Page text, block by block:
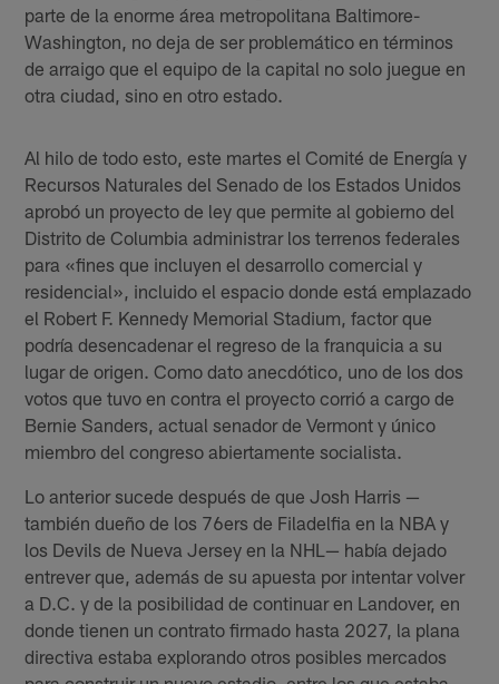
parte de la enorme área metropolitana Baltimore-
Washington, no deja de ser problemático en términos
de arraigo que el equipo de la capital no solo juegue en
otra ciudad, sino en otro estado.
Al hilo de todo esto, este martes el Comité de Energía y
Recursos Naturales del Senado de los Estados Unidos
aprobó un proyecto de ley que permite al gobierno del
Distrito de Columbia administrar los terrenos federales
para «fines que incluyen el desarrollo comercial y
residencial», incluido el espacio donde está emplazado
el Robert F. Kennedy Memorial Stadium, factor que
podría desencadenar el regreso de la franquicia a su
lugar de origen. Como dato anecdótico, uno de los dos
votos que tuvo en contra el proyecto corrió a cargo de
Bernie Sanders, actual senador de Vermont y único
miembro del congreso abiertamente socialista.
Lo anterior sucede después de que Josh Harris —
también dueño de los 76ers de Filadelfia en la NBA y
los Devils de Nueva Jersey en la NHL— había dejado
entrever que, además de su apuesta por intentar volver
a D.C. y de la posibilidad de continuar en Landover, en
donde tienen un contrato firmado hasta 2027, la plana
directiva estaba explorando otros posibles mercados